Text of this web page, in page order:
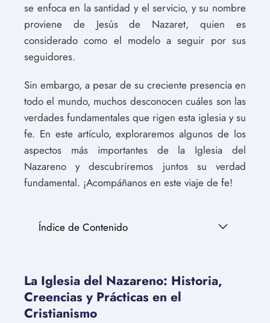
se enfoca en la santidad y el servicio, y su nombre
proviene de Jesús de Nazaret, quien es
considerado como el modelo a seguir por sus
seguidores.
Sin embargo, a pesar de su creciente presencia en
todo el mundo, muchos desconocen cuáles son las
verdades fundamentales que rigen esta iglesia y su
fe. En este artículo, exploraremos algunos de los
aspectos más importantes de la Iglesia del
Nazareno y descubriremos juntos su verdad
fundamental. ¡Acompáñanos en este viaje de fe!
Índice de Contenido
La Iglesia del Nazareno: Historia,
Creencias y Prácticas en el
Cristianismo